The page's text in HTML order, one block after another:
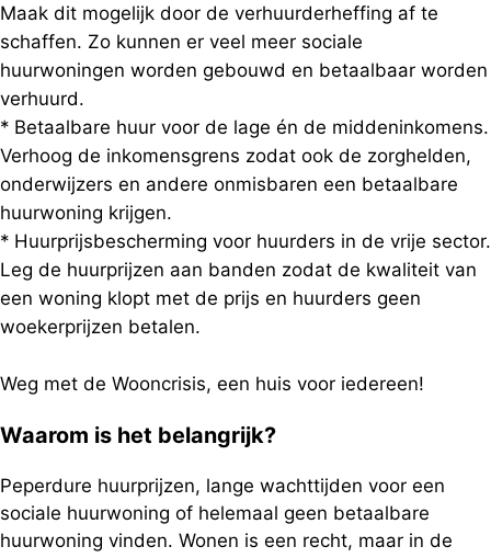
Maak dit mogelijk door de verhuurderheffing af te
schaffen. Zo kunnen er veel meer sociale
huurwoningen worden gebouwd en betaalbaar worden
verhuurd.
* Betaalbare huur voor de lage én de middeninkomens.
Verhoog de inkomensgrens zodat ook de zorghelden,
onderwijzers en andere onmisbaren een betaalbare
huurwoning krijgen.
* Huurprijsbescherming voor huurders in de vrije sector.
Leg de huurprijzen aan banden zodat de kwaliteit van
een woning klopt met de prijs en huurders geen
woekerprijzen betalen.
Weg met de Wooncrisis, een huis voor iedereen!
Waarom is het belangrijk?
Peperdure huurprijzen, lange wachttijden voor een
sociale huurwoning of helemaal geen betaalbare
huurwoning vinden. Wonen is een recht, maar in de